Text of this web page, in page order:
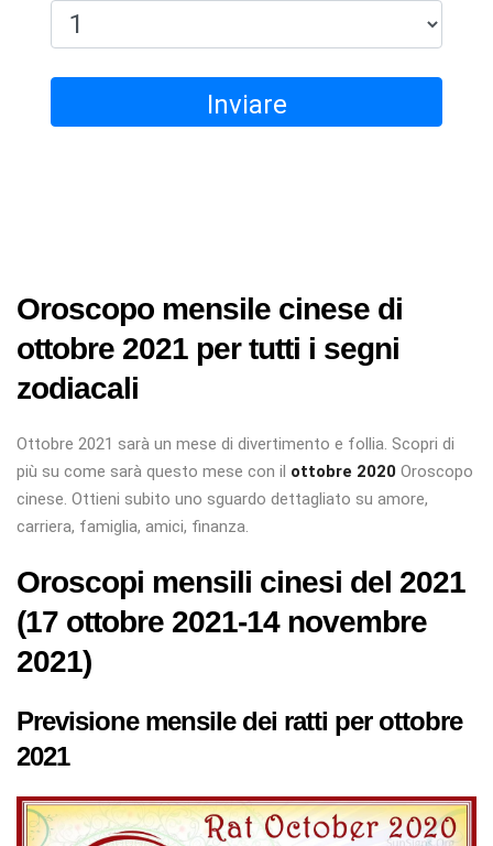
Inviare
Oroscopo mensile cinese di
ottobre 2021 per tutti i segni
zodiacali
Ottobre 2021 sarà un mese di divertimento e follia. Scopri di
più su come sarà questo mese con il ottobre 2020 Oroscopo
cinese. Ottieni subito uno sguardo dettagliato su amore,
carriera, famiglia, amici, finanza.
Oroscopi mensili cinesi del 2021
(17 ottobre 2021-14 novembre
2021)
Previsione mensile dei ratti per ottobre
2021